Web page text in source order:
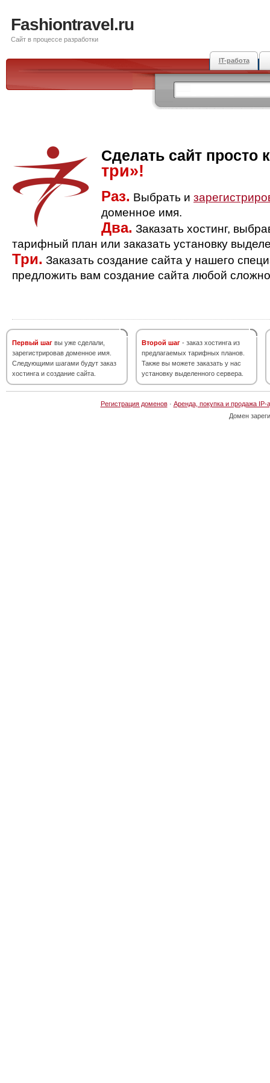
Fashiontravel.ru
Сайт в процессе разработки
IT-работа
Сделать сайт просто
три»!
Раз. Выбрать и
доменное имя.
Два. Заказать хостинг,
тарифный план или заказать установку
Три. Заказать создание сайта у нашего
предложить вам создание сайта любой
Первый шаг вы уже сделали,
зарегистрировав доменное имя.
Следующими шагами будут заказ
хостинга и создание сайта.
Второй шаг - заказ хостинга из
предлагаемых тарифных планов.
Также вы можете заказать у нас
установку выделенного сервера.
Регистрация доменов· Аренда, покупка и продажа IP-
Домен